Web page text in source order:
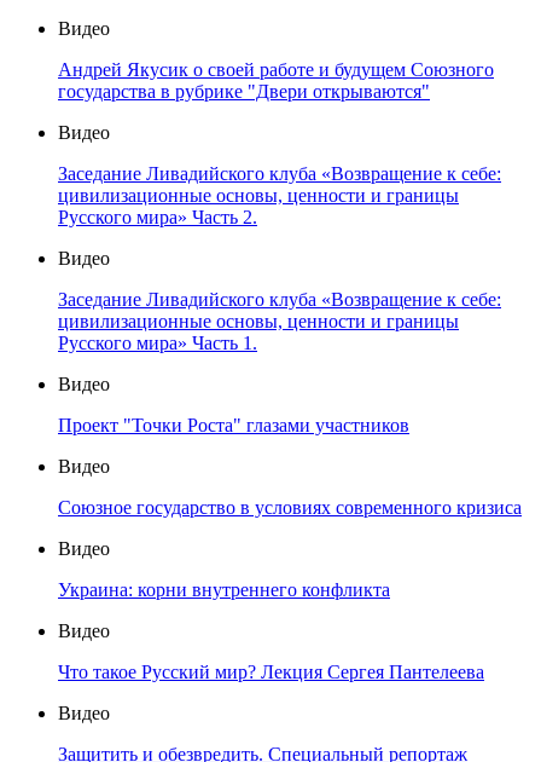
Видео
Андрей Якусик о своей работе и будущем Союзного
государства в рубрике "Двери открываются"
Видео
Заседание Ливадийского клуба «Возвращение к себе:
цивилизационные основы, ценности и границы
Русского мира» Часть 2.
Видео
Заседание Ливадийского клуба «Возвращение к себе:
цивилизационные основы, ценности и границы
Русского мира» Часть 1.
Видео
Проект "Точки Роста" глазами участников
Видео
Союзное государство в условиях современного кризиса
Видео
Украина: корни внутреннего конфликта
Видео
Что такое Русский мир? Лекция Сергея Пантелеева
Видео
Защитить и обезвредить. Специальный репортаж